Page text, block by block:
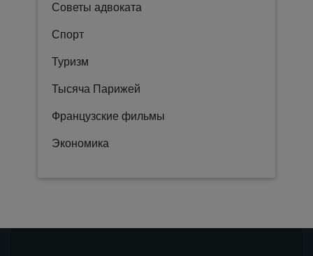
Советы адвоката
Спорт
Туризм
Тысяча Парижей
Французские фильмы
Экономика